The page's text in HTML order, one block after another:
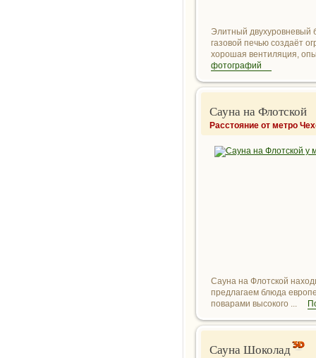
Элитный двухуровневый
газовой печью создаёт
хорошая вентиляция,
фотографий
Сауна на Флотской
Расстояние от метро
Сауна на Флотской
предлагаем блюда
поварами высокого ...
Сауна Шоколад